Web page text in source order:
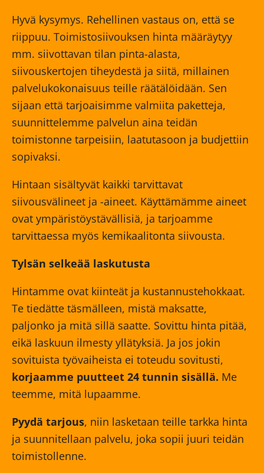
Hyvä kysymys. Rehellinen vastaus on, että se
riippuu. Toimistosiivouksen hinta määräytyy
mm. siivottavan tilan pinta-alasta,
siivouskertojen tiheydestä ja siitä, millainen
palvelukokonaisuus teille räätälöidään. Sen
sijaan että tarjoaisimme valmiita paketteja,
suunnittelemme palvelun aina teidän
toimistonne tarpeisiin, laatutasoon ja budjettiin
sopivaksi.
Hintaan sisältyvät kaikki tarvittavat
siivousvälineet ja -aineet. Käyttämämme aineet
ovat ympäristöystävällisiä, ja tarjoamme
tarvittaessa myös kemikaalitonta siivousta.
Tylsän selkeää laskutusta
Hintamme ovat kiinteät ja kustannustehokkaat.
Te tiedätte täsmälleen, mistä maksatte,
paljonko ja mitä sillä saatte. Sovittu hinta pitää,
eikä laskuun ilmesty yllätyksiä. Ja jos jokin
sovituista työvaiheista ei toteudu sovitusti,
korjaamme puutteet 24 tunnin sisällä. Me
teemme, mitä lupaamme.
Pyydä tarjous, niin lasketaan teille tarkka hinta
ja suunnitellaan palvelu, joka sopii juuri teidän
toimistollenne.